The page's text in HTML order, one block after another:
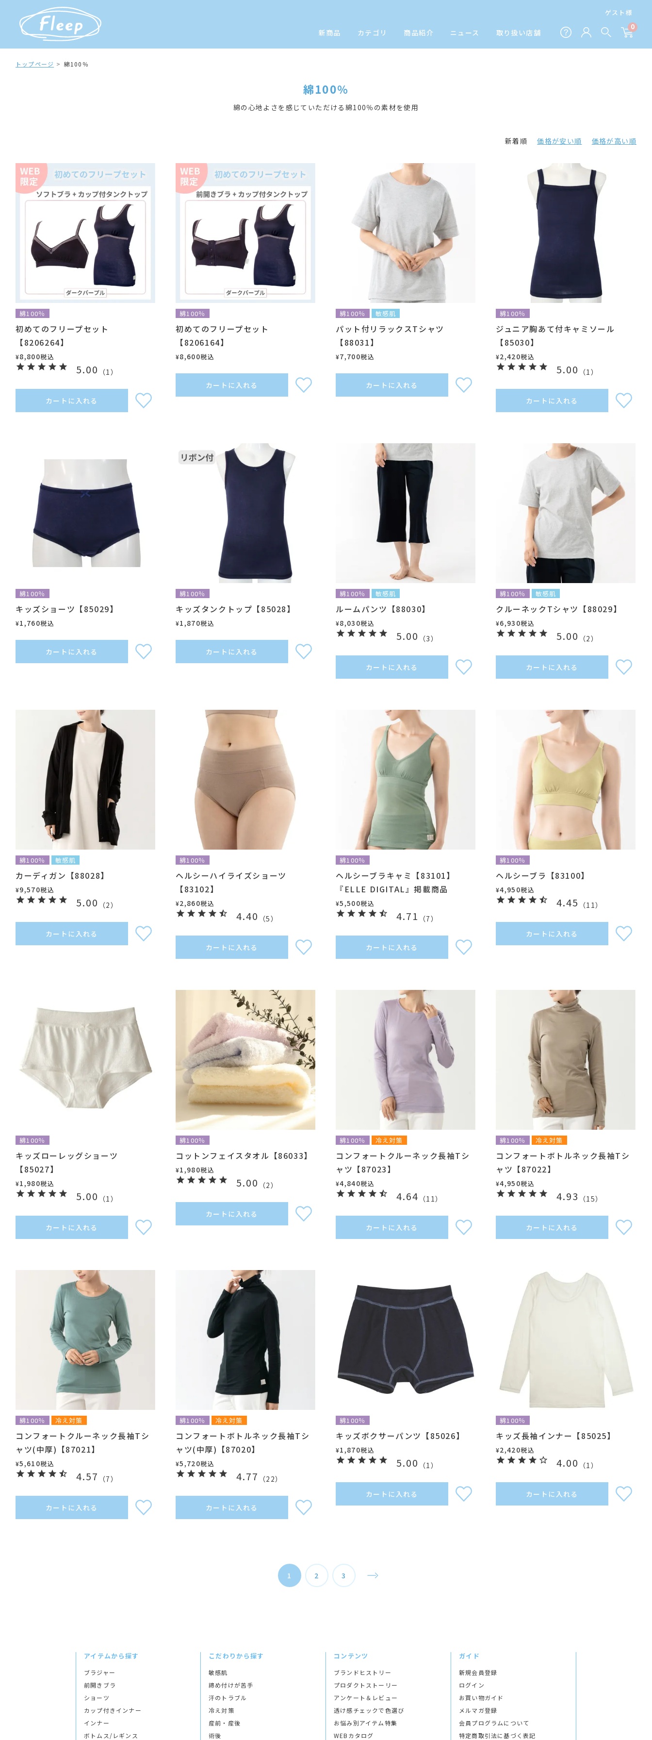
ゲスト様
新商品 カテゴリ 商品紹介 ニュース 取り扱い店舗
0
トップページ 綿100％
綿100％
綿の心地よさを感じていただける綿100％の素材を使用
新着順 価格が安い順 価格が高い順
綿100％
初めてのフリープセット
【8206264】
¥8,800税込
5.00 （1）
カートに入れる
綿100％
初めてのフリープセット
【8206164】
¥8,600税込
カートに入れる
綿100％ 敏感肌
パット付リラックスTシャツ
【88031】
¥7,700税込
カートに入れる
綿100％
ジュニア胸あて付キャミソール
【85030】
¥2,420税込
5.00 （1）
カートに入れる
綿100％
キッズショーツ【85029】
¥1,760税込
カートに入れる
綿100％
キッズタンクトップ【85028】
¥1,870税込
カートに入れる
綿100％ 敏感肌
ルームパンツ【88030】
¥8,030税込
5.00 （3）
カートに入れる
綿100％ 敏感肌
クルーネックTシャツ【88029】
¥6,930税込
5.00 （2）
カートに入れる
綿100％ 敏感肌
カーディガン【88028】
¥9,570税込
5.00 （2）
カートに入れる
綿100％
ヘルシーハイライズショーツ
【83102】
¥2,860税込
4.40 （5）
カートに入れる
綿100％
ヘルシーブラキャミ【83101】
『ELLE DIGITAL』掲載商品
¥5,500税込
4.71 （7）
カートに入れる
綿100％
ヘルシーブラ【83100】
¥4,950税込
4.45 （11）
カートに入れる
綿100％
キッズローレッグショーツ
【85027】
¥1,980税込
5.00 （1）
カートに入れる
綿100％
コットンフェイスタオル【86033】
¥1,980税込
5.00 （2）
カートに入れる
綿100％ 冷え対策
コンフォートクルーネック長袖Tシ
ャツ【87023】
¥4,840税込
4.64 （11）
カートに入れる
綿100％ 冷え対策
コンフォートボトルネック長袖Tシ
ャツ【87022】
¥4,950税込
4.93 （15）
カートに入れる
綿100％ 冷え対策
コンフォートクルーネック長袖Tシ
ャツ(中厚)【87021】
¥5,610税込
4.57 （7）
カートに入れる
綿100％ 冷え対策
コンフォートボトルネック長袖Tシ
ャツ(中厚)【87020】
¥5,720税込
4.77 （22）
カートに入れる
綿100％
キッズボクサーパンツ【85026】
¥1,870税込
5.00 （1）
カートに入れる
綿100％
キッズ長袖インナー【85025】
¥2,420税込
4.00 （1）
カートに入れる
1 2 3
アイテムから探す
ブラジャー
前開きブラ
ショーツ
カップ付きインナー
インナー
ボトムス/レギンス
こだわりから探す
敏感肌
締め付けが苦手
汗のトラブル
冷え対策
産前・産後
術後
コンテンツ
ブランドヒストリー
プロダクトストーリー
アンケート＆レビュー
透け感チェックで色選び
お悩み別アイテム特集
WEBカタログ
ガイド
新規会員登録
ログイン
お買い物ガイド
メルマガ登録
会員プログラムについて
特定商取引法に基づく表記